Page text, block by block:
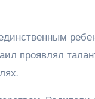
проявлял